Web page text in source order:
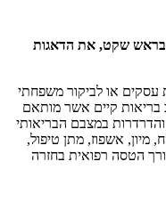
בראש שקט, את הדאגות
עסקים או לביקור משפחתי
בריאות קיים אשר מותאם
במצבם הבריאותי
מיון, אשפוז, מתן טיפול,
הטסה רפואית בחזרה